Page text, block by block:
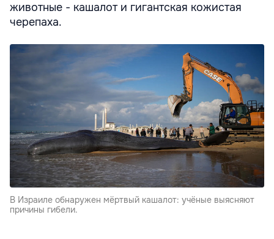
животные - кашалот и гигантская кожистая
черепаха.
В Израиле обнаружен мёртвый кашалот: учёные выясняют
причины гибели.